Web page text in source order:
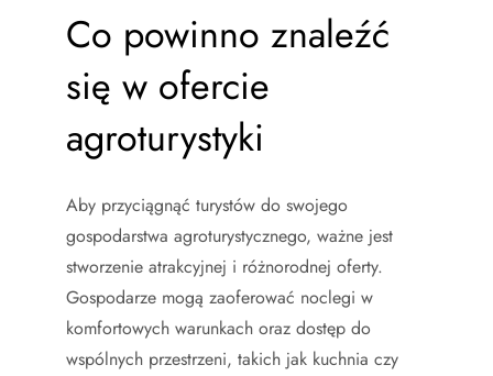
Co powinno znaleźć
się w ofercie
agroturystyki
Aby przyciągnąć turystów do swojego
gospodarstwa agroturystycznego, ważne jest
stworzenie atrakcyjnej i różnorodnej oferty.
Gospodarze mogą zaoferować noclegi w
komfortowych warunkach oraz dostęp do
wspólnych przestrzeni, takich jak kuchnia czy